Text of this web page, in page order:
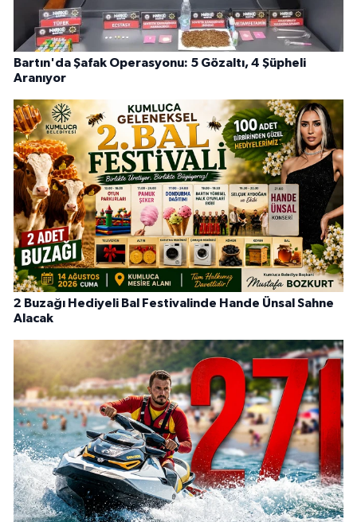
Bartın'da Şafak Operasyonu: 5 Gözaltı, 4 Şüpheli
Aranıyor
2 Buzağı Hediyeli Bal Festivalinde Hande Ünsal Sahne
Alacak